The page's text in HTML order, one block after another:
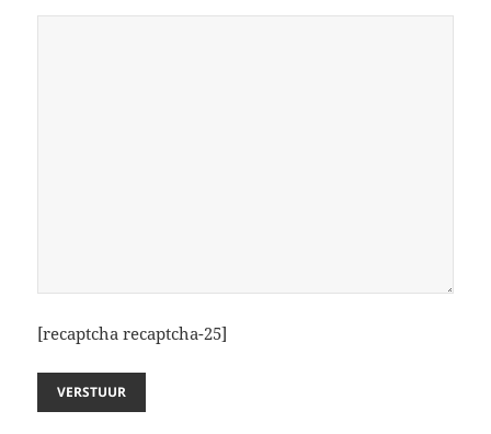
[recaptcha recaptcha-25]